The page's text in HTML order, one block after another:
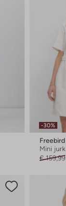
-30%
Freebird
Mini jurk
€ 159,99